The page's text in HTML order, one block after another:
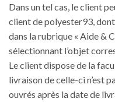
Dans un tel cas, le client
client de polyester93,
dans la rubrique « Aide &
sélectionnant l’objet
Le client dispose de la
livraison de celle-ci n’est
ouvrés après la date de